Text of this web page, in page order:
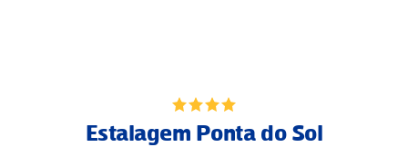
Estalagem Ponta do Sol